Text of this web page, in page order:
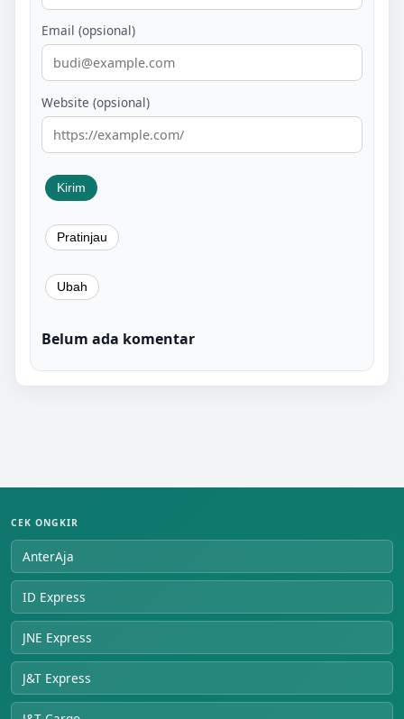
Email (opsional)
Website (opsional)
Belum ada komentar
CEK ONGKIR
AnterAja
ID Express
JNE Express
J&T Express